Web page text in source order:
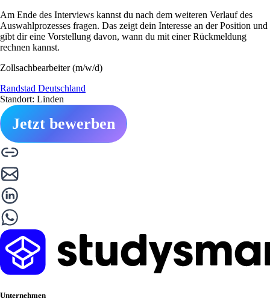
Am Ende des Interviews kannst du nach dem weiteren Verlauf des
Auswahlprozesses fragen. Das zeigt dein Interesse an der Position und
gibt dir eine Vorstellung davon, wann du mit einer Rückmeldung
rechnen kannst.
Zollsachbearbeiter (m/w/d)
Randstad Deutschland
Standort: Linden
Jetzt bewerben
Unternehmen